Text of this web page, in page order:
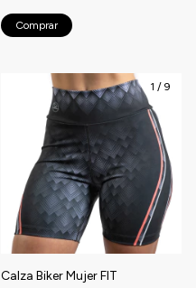
Comprar
1 / 9
Calza Biker Mujer FIT